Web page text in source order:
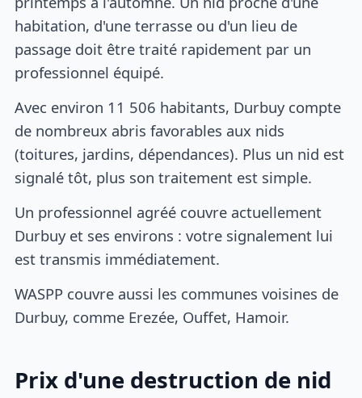
habitation, d'une terrasse ou d'un lieu de
passage doit être traité rapidement par un
professionnel équipé.
Avec environ 11 506 habitants, Durbuy compte
de nombreux abris favorables aux nids
(toitures, jardins, dépendances). Plus un nid est
signalé tôt, plus son traitement est simple.
Un professionnel agréé couvre actuellement
Durbuy et ses environs : votre signalement lui
est transmis immédiatement.
WASPP couvre aussi les communes voisines de
Durbuy, comme Erezée, Ouffet, Hamoir.
Prix d'une destruction de nid